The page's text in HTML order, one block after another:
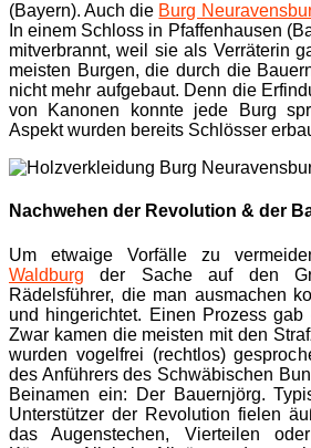
(Bayern). Auch die Burg
In einem Schloss in Pfaffenhausen
mitverbrannt, weil sie als Verräterin
meisten Burgen, die durch die
nicht mehr aufgebaut. Denn die
von Kanonen konnte jede Burg
Aspekt wurden bereits Schlösser
Nachwehen der Revolution & der
Um etwaige Vorfälle zu
Waldburg der Sache auf den
Rädelsführer, die man ausmachen
und hingerichtet. Einen Prozess
Zwar kamen die meisten mit den
wurden vogelfrei (rechtlos)
des Anführers des Schwäbischen
Beinamen ein: Der Bauernjörg.
Unterstützer der Revolution fielen
das Augenstechen, Vierteilen